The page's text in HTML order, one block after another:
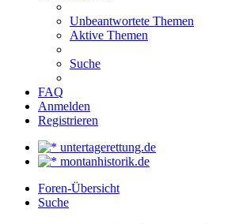
Unbeantwortete Themen
Aktive Themen
Suche
FAQ
Anmelden
Registrieren
untertagerettung.de
montanhistorik.de
Foren-Übersicht
Suche